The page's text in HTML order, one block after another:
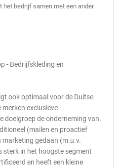
het bedrijf samen met een ander
- Bedrijfskleding en
ook optimaal voor de Duitse
exclusieve
doelgroep de onderneming van.
(mailen en proactief
marketing gedaan (m.u.v.
sterk in het hoogste segment
en heeft een kleine